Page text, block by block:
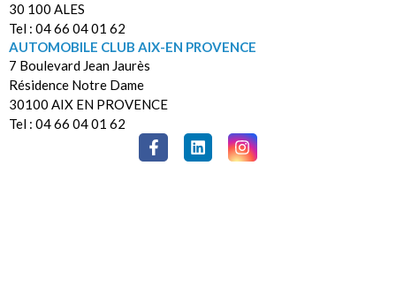
30 100 ALES
Tel : 04 66 04 01 62
AUTOMOBILE CLUB AIX-EN PROVENCE
7 Boulevard Jean Jaurès
Résidence Notre Dame
30100 AIX EN PROVENCE
Tel : 04 66 04 01 62